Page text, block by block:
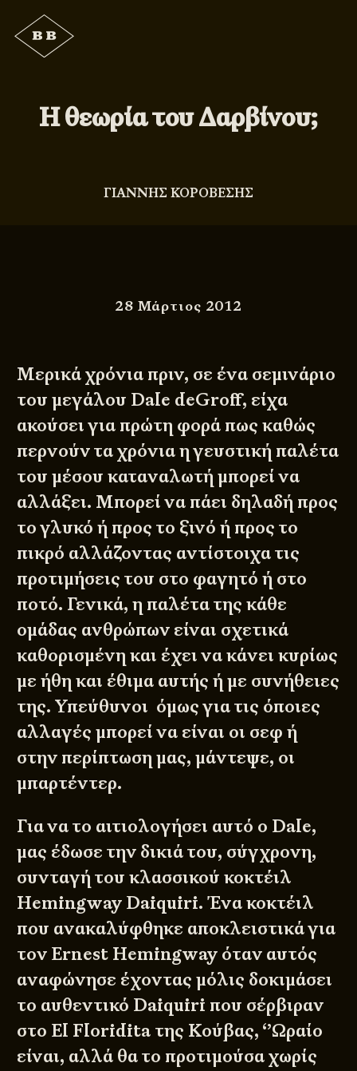
Η θεωρία του Δαρβίνου;
ΓΙΑΝΝΗΣ ΚΟΡΟΒΕΣΗΣ
28 Μάρτιος 2012
Μερικά χρόνια πριν, σε ένα σεμινάριο
του μεγάλου Dale deGroff, είχα
ακούσει για πρώτη φορά πως καθώς
περνούν τα χρόνια η γευστική παλέτα
του μέσου καταναλωτή μπορεί να
αλλάξει. Μπορεί να πάει δηλαδή προς
το γλυκό ή προς το ξινό ή προς το
πικρό αλλάζοντας αντίστοιχα τις
προτιμήσεις του στο φαγητό ή στο
ποτό. Γενικά, η παλέτα της κάθε
ομάδας ανθρώπων είναι σχετικά
καθορισμένη και έχει να κάνει κυρίως
με ήθη και έθιμα αυτής ή με συνήθειες
της. Υπεύθυνοι όμως για τις όποιες
αλλαγές μπορεί να είναι οι σεφ ή
στην περίπτωση μας, μάντεψε, οι
μπαρτέντερ.
Για να το αιτιολογήσει αυτό ο Dale,
μας έδωσε την δικιά του, σύγχρονη,
συνταγή του κλασσικού κοκτέιλ
Hemingway Daiquiri. Ένα κοκτέιλ
που ανακαλύφθηκε αποκλειστικά για
τον Ernest Hemingway όταν αυτός
αναφώνησε έχοντας μόλις δοκιμάσει
το αυθεντικό Daiquiri που σέρβιραν
στο El Floridita της Κούβας, ‘’Ωραίο
είναι, αλλά θα το προτιμούσα χωρίς